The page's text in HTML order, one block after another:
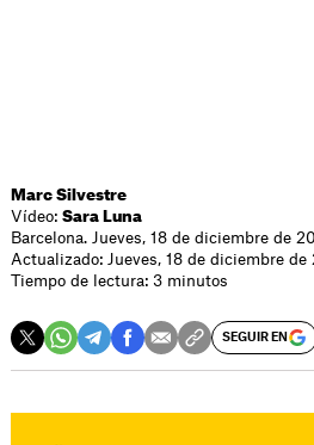
Marc Silvestre
Vídeo: Sara Luna
Barcelona. Jueves, 18 de diciembre de
Actualizado: Jueves, 18 de diciembre de
Tiempo de lectura: 3 minutos
SEGUIR EN